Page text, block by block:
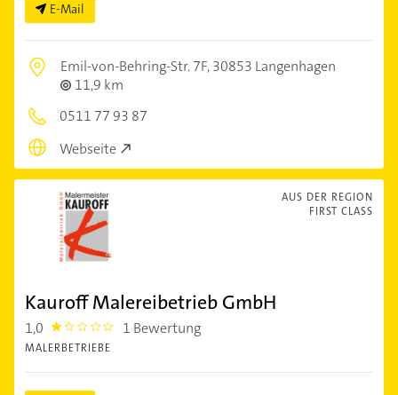
E-Mail
Emil-von-Behring-Str. 7F,30853 Langenhagen
11,9 km
0511 77 93 87
Webseite
AUS DER REGION
FIRST CLASS
Kauroff Malereibetrieb GmbH
1,0 1.0 1 Bewertung
MALERBETRIEBE